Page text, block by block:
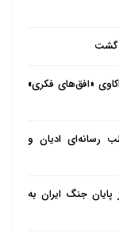
شهاب کم جلد
قال: لم یکن
یقول رسول الله
بکر أربعین
مستوجب حد
گشت
«افق‌های فکری»
رسانه‌ای ادیان و
جنگ ایران به